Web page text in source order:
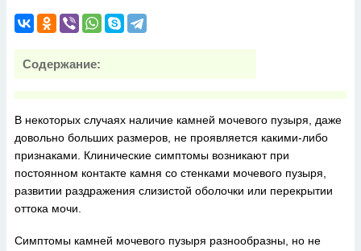
Содержание:
В некоторых случаях наличие камней мочевого пузыря, даже
довольно больших размеров, не проявляется какими-либо
признаками. Клинические симптомы возникают при
постоянном контакте камня со стенками мочевого пузыря,
развитии раздражения слизистой оболочки или перекрытии
оттока мочи.
Симптомы камней мочевого пузыря разнообразны, но не